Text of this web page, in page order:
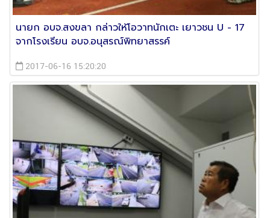
นายก อบจ.สงขลา กล่าวให้โอวาทนักเตะ เยาวชน U - 17
จากโรงเรียน อบจ.อนุสรณ์พิทยาสรรค์
2017-06-16 15:20:20